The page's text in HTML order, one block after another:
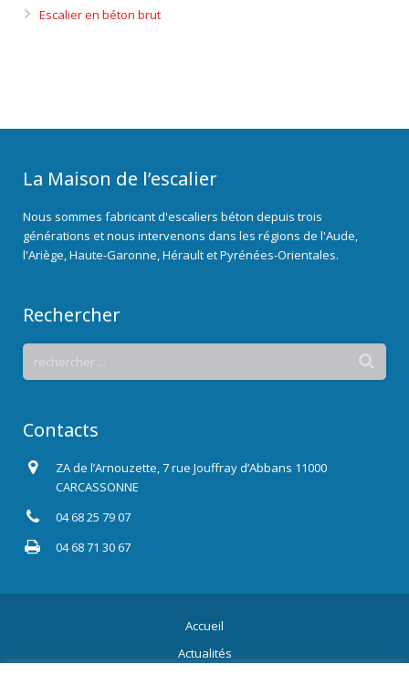
Escalier en béton brut
La Maison de l’escalier
Nous sommes fabricant d'escaliers béton depuis trois
générations et nous intervenons dans les régions de l'Aude,
l'Ariège, Haute-Garonne, Hérault et Pyrénées-Orientales.
Rechercher
Contacts
ZA de l’Arnouzette, 7 rue Jouffray d’Abbans 11000
CARCASSONNE
04 68 25 79 07
04 68 71 30 67
Accueil
Actualités